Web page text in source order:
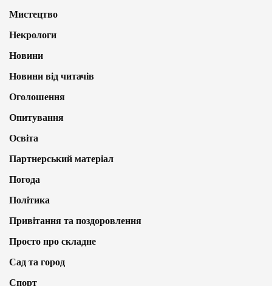
Мистецтво
Некрологи
Новини
Новини від читачів
Оголошення
Опитування
Освіта
Партнерський матеріал
Погода
Політика
Привітання та поздоровлення
Просто про складне
Сад та город
Спорт